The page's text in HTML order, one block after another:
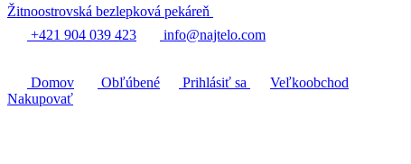
Žitnoostrovská bezlepková pekáreň
+421 904 039 423
info@najtelo.com
Domov Obľúbené Prihlásiť sa
Veľkoobchod
Nakupovať